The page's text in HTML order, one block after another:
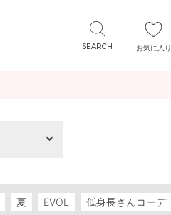
お気に入り
夏 EVOL 低身長さんコーデ